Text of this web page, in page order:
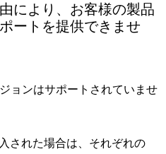
により、お客様の製品
ートを提供できませ
ョンはサポートされていませ
された場合は、それぞれの